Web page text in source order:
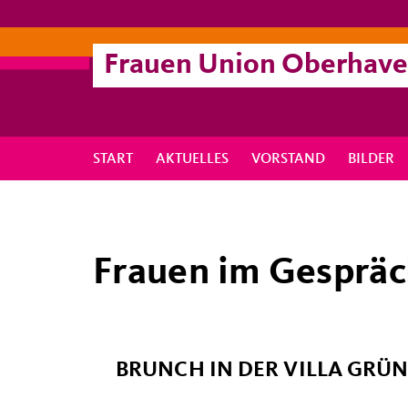
Frauen Union
START AKTUELLES VORSTAND BILDER
Frauen im
BRUNCH IN DER VILLA